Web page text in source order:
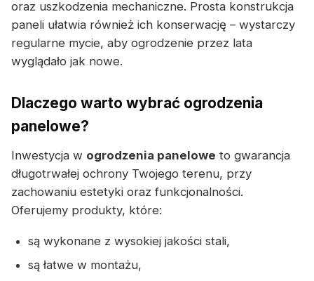
oraz uszkodzenia mechaniczne. Prosta konstrukcja
paneli ułatwia również ich konserwację – wystarczy
regularne mycie, aby ogrodzenie przez lata
wyglądało jak nowe.
Dlaczego warto wybrać ogrodzenia
panelowe?
Inwestycja w ogrodzenia panelowe to gwarancja
długotrwałej ochrony Twojego terenu, przy
zachowaniu estetyki oraz funkcjonalności.
Oferujemy produkty, które:
są wykonane z wysokiej jakości stali,
są łatwe w montażu,